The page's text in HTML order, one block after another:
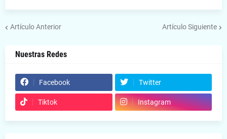
Artículo Anterior Artículo Siguiente
Nuestras Redes
Facebook Twitter
Tiktok Instagram